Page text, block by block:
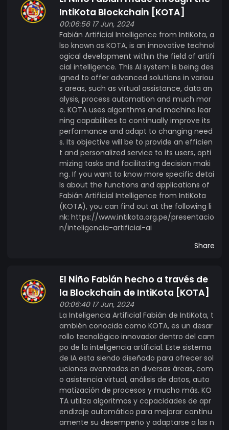
IntiKota Blockchain [KOTA]
00:06:56 17 Jun, 2024
Fabián Artificial Intelligence from IntiKota, a
lso known as KOTA, is an innovative technol
ogical development within the field of artifi
cial intelligence. This AI system is being des
igned to offer advanced solutions in variou
s areas, such as virtual assistance, data an
alysis, process automation and much mor
e. KOTA uses algorithms and machine lear
ning capabilities to continually improve its
performance and adapt to changing need
s. Its objective will be to provide an efficien
t and personalized service to its users, opti
mizing tasks and facilitating decision maki
ng. If you want to know more specific detai
ls about the functions and applications of
Fabián Artificial Intelligence from IntiKota
(KOTA), you can find out at the following li
nk: https://www.intikota.org.pe/presentacio
n/inteligencia-artificial-ai
Share
El Niño Fabián hecho a través de
la Blockchain de IntiKota [KOTA]
00:06:40 17 Jun, 2024
La Inteligencia Artificial Fabián de IntiKota, t
ambién conocida como KOTA, es un desar
rollo tecnológico innovador dentro del cam
po de la inteligencia artificial. Este sistema
de IA esta siendo diseñado para ofrecer sol
uciones avanzadas en diversas áreas, com
o asistencia virtual, análisis de datos, auto
matización de procesos y mucho más. KO
TA utiliza algoritmos y capacidades de apr
endizaje automático para mejorar continu
amente su desempeño y adaptarse a las n